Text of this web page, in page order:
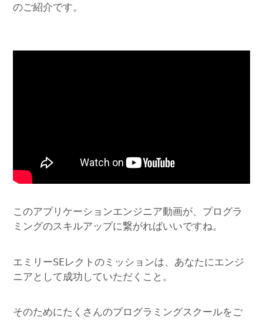
のご紹介です。
このアプリケーションエンジニア動画が、プログラ
ミングのスキルアップに繋がればいいですね。
エミリーSEレクトのミッションは、あなたにエンジ
ニアとして成功していただくこと。
そのためにたくさんのプログラミングスクールをご